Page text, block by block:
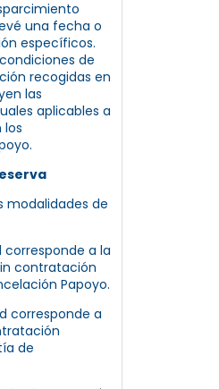
una fecha o
específicos.
de
recogidas en
las
aplicables a
los
modalidades de
a la
contratación
Papoyo.
corresponde a
de